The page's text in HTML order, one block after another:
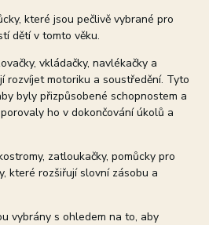
které jsou pečlivě vybrané pro
dětí v tomto věku.
vkládačky, navlékačky a
rozvíjet motoriku a soustředění. Tyto
byly přizpůsobené schopnostem a
ho v dokončování úkolů a
zatloukačky, pomůcky pro
které rozšiřují slovní zásobu a
vybrány s ohledem na to, aby